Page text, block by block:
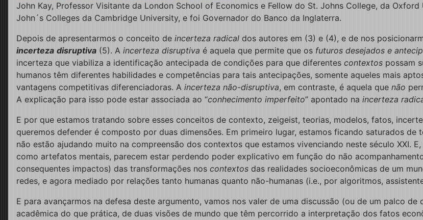
John Kay, Professor Visitante da London School of Economics e Fellow do St. Johns College, da
John´s Colleges da Cambridge University, e foi Governador do Banco da Inglaterra.
Depois de apresentarmos o conceito de incerteza radical dos autores em (3) e (4), e de nos
incerteza disruptiva (5). A incerteza disruptiva é aquela que permite que os futuros desejados e
incerteza que viabiliza a identificação antecipada de condições para que diferentes contextos possam
humanos têm diferentes habilidades e competências para tais antecipações, somente aqueles mais
vantagens competitivas diferenciadoras. A incerteza não-disruptiva, em contraste, é aquela que não
A explicação para isso pode estar associada ao “conhecimento imperfeito” apontado na incerteza
E por que estamos tratando sobre esses conceitos de contexto, zeigeist, teorias, modelos, fatos,
queremos defender é composto por duas dimensões. Em primeiro lugar, estamos ficando saturados
não estão ajudando muito na compreensão dos contextos que estamos vivenciando neste século XXI.
como artefatos mentais, parecem estar perdendo poder explicativo em função do não
consequentes impactos) das transformações nos contextos das realidades socioeconômicas de um
redes, e agora mediado por relações tanto humanas quanto não-humanas (i.e., por algoritmos,
E para avançarmos na defesa deste argumento, vamos nos valer de uma discussão (ou de um palco
acadêmica do que prática, de duas visões de mundo que têm percorrido a interpretação dos fatos